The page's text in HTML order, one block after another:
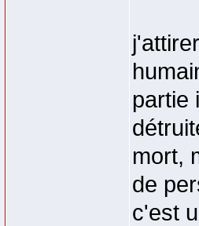
partie
mort,
de
c'est